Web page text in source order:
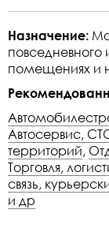
Назначение:
повседневного
помещениях и
Автосервис,
территорий,
Торговля,
связь,
и др